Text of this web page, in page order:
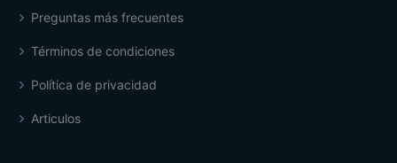
Preguntas más frecuentes
Términos de condiciones
Política de privacidad
Articulos